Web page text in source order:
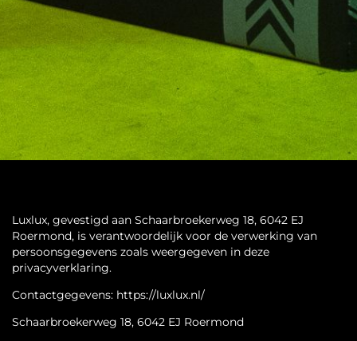
Luxlux, gevestigd aan Schaarbroekerweg 18, 6042 EJ
Roermond, is verantwoordelijk voor de verwerking van
persoonsgegevens zoals weergegeven in deze
privacyverklaring.
Contactgegevens: https://luxlux.nl/
Schaarbroekerweg 18, 6042 EJ Roermond